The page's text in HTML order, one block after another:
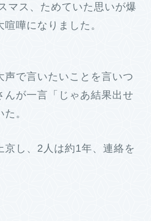
マス、ためていた思いが爆
嘩になりました。
声で言いたいことを言いつ
んが一言「じゃあ結果出せ
。
京し、2人は約1年、連絡を